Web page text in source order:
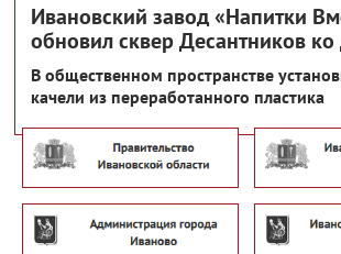
Ивановский завод «Напитки
обновил сквер Десантников
В общественном пространстве
качели из переработанного пластика